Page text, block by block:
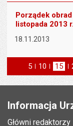
Porządek
listopada 2013 r.
18.11.2013
5 elementów
10
na
15
Informacja
Główni